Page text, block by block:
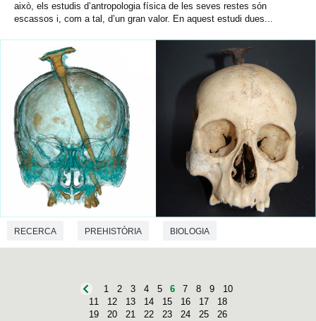
això, els estudis d’antropologia física de les seves restes són
escassos i, com a tal, d’un gran valor. En aquest estudi dues...
RECERCA PREHISTÒRIA BIOLOGIA
1 2 3 4 5 6 7 8 9
10
11
12 13 14 15 16 17
18
19
20 21 22 23 24 25
26